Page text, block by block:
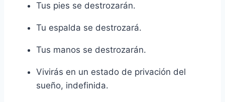
Tus pies se destrozarán.
Tu espalda se destrozará.
Tus manos se destrozarán.
Vivirás en un estado de privación del
sueño, indefinida.